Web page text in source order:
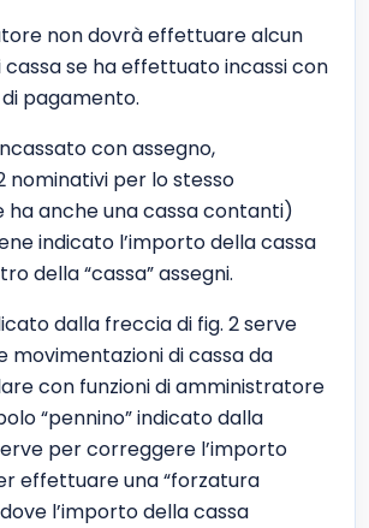
non dovrà effettuare alcun
se ha effettuato incassi con
pagamento.
con assegno,
nominativi per lo stesso
anche una cassa contanti)
indicato l’importo della cassa
della “cassa” assegni.
dalla freccia di fig. 2 serve
di cassa da
con funzioni di amministratore
“pennino” indicato dalla
per correggere l’importo
effettuare una “forzatura
l’importo della cassa